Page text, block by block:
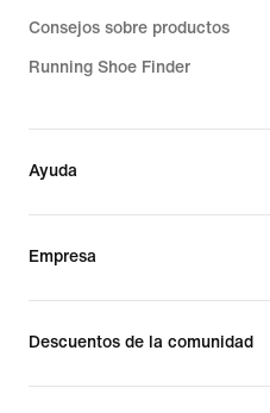
Consejos sobre productos
Running Shoe Finder
Ayuda
Empresa
Descuentos de la comunidad